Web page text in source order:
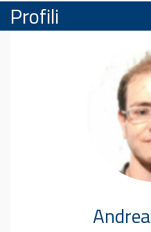
Profili
Andrea